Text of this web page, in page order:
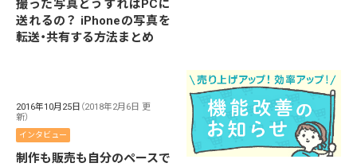
撮った写真どうすればPCに
送れるの？ iPhoneの写真を
転送・共有する方法まとめ
2016年10月25日 （2018年2月6日 更
新）
インタビュー
制作も販売も自分のペースで